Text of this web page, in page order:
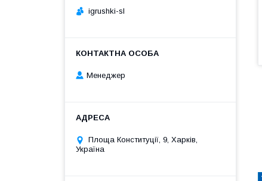
igrushki-sl
Менеджер
Площа Конституції, 9, Харків,
Україна